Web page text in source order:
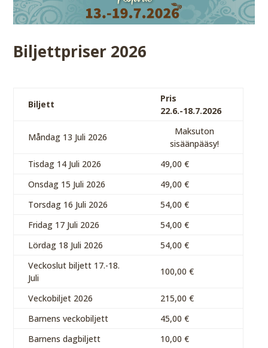
Biljettpriser 2026
Biljett
Pris
22.6.-18.7.2026
Måndag 13 Juli 2026
Maksuton
sisäänpääsy!
Tisdag 14 Juli 2026
49,00 €
Onsdag 15 Juli 2026
49,00 €
Torsdag 16 Juli 2026
54,00 €
Fridag 17 Juli 2026
54,00 €
Lördag 18 Juli 2026
54,00 €
Veckoslut biljett 17.-18.
Juli
100,00 €
Veckobiljet 2026
215,00 €
Barnens veckobiljett
45,00 €
Barnens dagbiljett
10,00 €